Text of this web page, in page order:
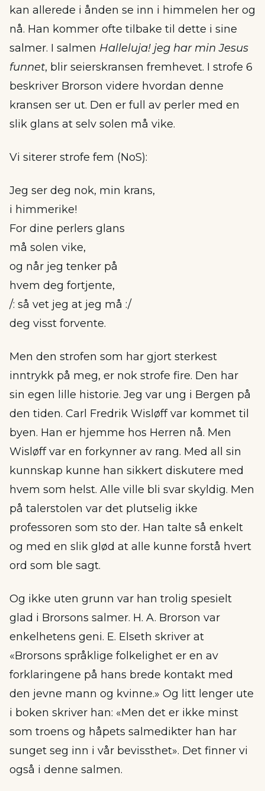
kan allerede i ånden se inn i himmelen her og
nå. Han kommer ofte tilbake til dette i sine
salmer. I salmen Halleluja! jeg har min Jesus
funnet, blir seierskransen fremhevet. I strofe 6
beskriver Brorson videre hvordan denne
kransen ser ut. Den er full av perler med en
slik glans at selv solen må vike.
Vi siterer strofe fem (NoS):
Jeg ser deg nok, min krans,
i himmerike!
For dine perlers glans
må solen vike,
og når jeg tenker på
hvem deg fortjente,
/: så vet jeg at jeg må :/
deg visst forvente.
Men den strofen som har gjort sterkest
inntrykk på meg, er nok strofe fire. Den har
sin egen lille historie. Jeg var ung i Bergen på
den tiden. Carl Fredrik Wisløff var kommet til
byen. Han er hjemme hos Herren nå. Men
Wisløff var en forkynner av rang. Med all sin
kunnskap kunne han sikkert diskutere med
hvem som helst. Alle ville bli svar skyldig. Men
på talerstolen var det plutselig ikke
professoren som sto der. Han talte så enkelt
og med en slik glød at alle kunne forstå hvert
ord som ble sagt.
Og ikke uten grunn var han trolig spesielt
glad i Brorsons salmer. H. A. Brorson var
enkelhetens geni. E. Elseth skriver at
«Brorsons språklige folkelighet er en av
forklaringene på hans brede kontakt med
den jevne mann og kvinne.» Og litt lenger ute
i boken skriver han: «Men det er ikke minst
som troens og håpets salmedikter han har
sunget seg inn i vår bevissthet». Det finner vi
også i denne salmen.